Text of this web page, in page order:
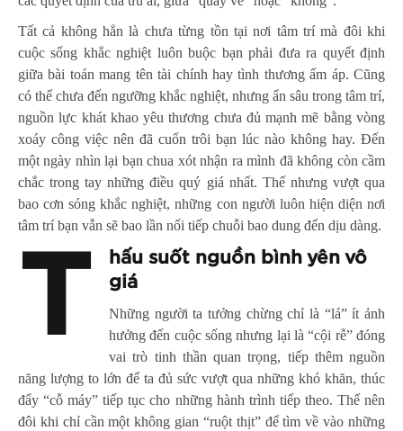
Tất cả không hẳn là chưa từng tồn tại nơi tâm trí mà đôi khi
cuộc sống khắc nghiệt luôn buộc bạn phải đưa ra quyết định
giữa bài toán mang tên tài chính hay tình thương ấm áp. Cũng
có thể chưa đến ngưỡng khắc nghiệt, nhưng ẩn sâu trong tâm trí,
nguồn lực khát khao yêu thương chưa đủ mạnh mẽ bằng vòng
xoáy công việc nên đã cuốn trôi bạn lúc nào không hay. Đến
một ngày nhìn lại bạn chua xót nhận ra mình đã không còn cầm
chắc trong tay những điều quý giá nhất. Thế nhưng vượt qua
bao cơn sóng khắc nghiệt, những con người luôn hiện diện nơi
tâm trí bạn vẫn sẽ bao lần nối tiếp chuỗi bao dung đến dịu dàng.
T
hấu suốt nguồn bình yên vô
giá
Những người ta tưởng chừng chỉ là “lá” ít ảnh
hưởng đến cuộc sống nhưng lại là “cội rễ” đóng
vai trò tinh thần quan trọng, tiếp thêm nguồn
năng lượng to lớn để ta đủ sức vượt qua những khó khăn, thúc
đẩy “cỗ máy” tiếp tục cho những hành trình tiếp theo. Thế nên
đôi khi chỉ cần một không gian “ruột thịt” để tìm về vào những